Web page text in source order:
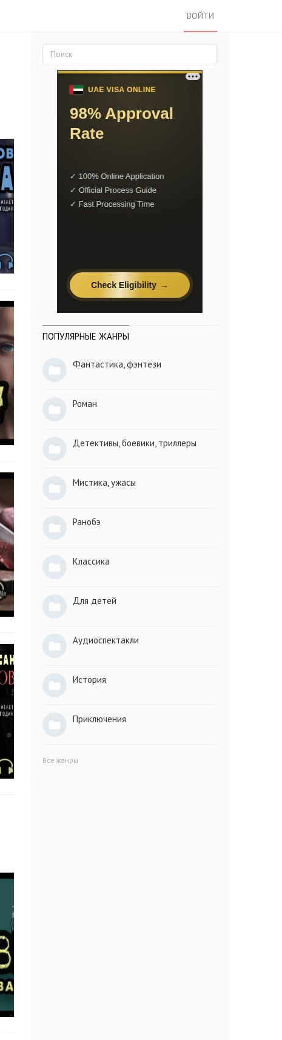
ВОЙТИ
ПОПУЛЯРНЫЕ ЖАНРЫ
Фантастика, фэнтези
Роман
Детективы, боевики, триллеры
Мистика, ужасы
Ранобэ
Классика
Для детей
Аудиоспектакли
История
Приключения
Все жанры